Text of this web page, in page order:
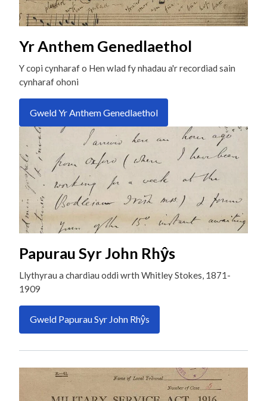
Yr Anthem Genedlaethol
Y copi cynharaf o Hen wlad fy nhadau a'r recordiad sain
cynharaf ohoni
Gweld Yr Anthem Genedlaethol
Papurau Syr John Rhŷs
Llythyrau a chardiau oddi wrth Whitley Stokes, 1871-
1909
Gweld Papurau Syr John Rhŷs